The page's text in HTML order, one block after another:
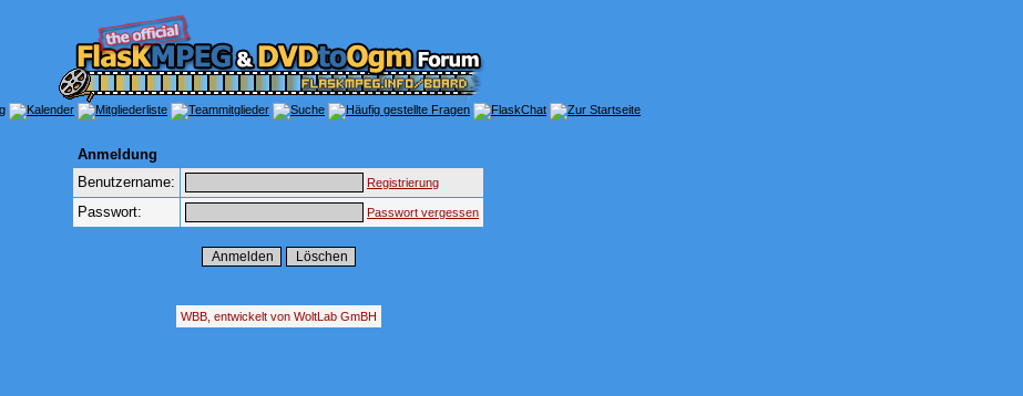
Anmeldung
Benutzername:
Registrierung
Passwort: Passwort vergessen
WBB, entwickelt von WoltLab GmBH